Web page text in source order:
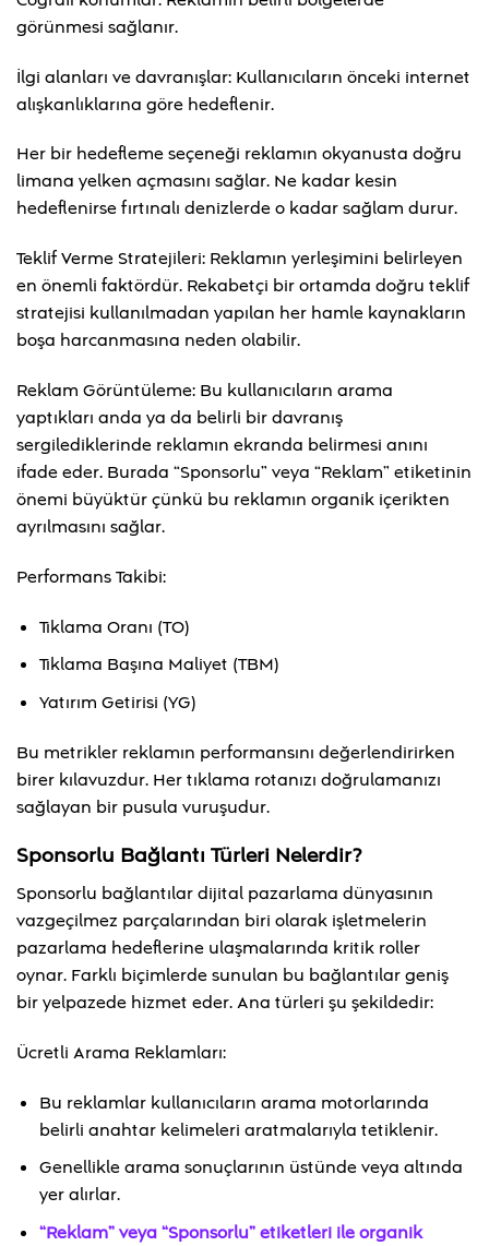
görünmesi sağlanır.
İlgi alanları ve davranışlar: Kullanıcıların önceki internet
alışkanlıklarına göre hedeflenir.
Her bir hedefleme seçeneği reklamın okyanusta doğru
limana yelken açmasını sağlar. Ne kadar kesin
hedeflenirse fırtınalı denizlerde o kadar sağlam durur.
Teklif Verme Stratejileri: Reklamın yerleşimini belirleyen
en önemli faktördür. Rekabetçi bir ortamda doğru teklif
stratejisi kullanılmadan yapılan her hamle kaynakların
boşa harcanmasına neden olabilir.
Reklam Görüntüleme: Bu kullanıcıların arama
yaptıkları anda ya da belirli bir davranış
sergilediklerinde reklamın ekranda belirmesi anını
ifade eder. Burada “Sponsorlu” veya “Reklam” etiketinin
önemi büyüktür çünkü bu reklamın organik içerikten
ayrılmasını sağlar.
Performans Takibi:
Tıklama Oranı (TO)
Tıklama Başına Maliyet (TBM)
Yatırım Getirisi (YG)
Bu metrikler reklamın performansını değerlendirirken
birer kılavuzdur. Her tıklama rotanızı doğrulamanızı
sağlayan bir pusula vuruşudur.
Sponsorlu Bağlantı Türleri Nelerdir?
Sponsorlu bağlantılar dijital pazarlama dünyasının
vazgeçilmez parçalarından biri olarak işletmelerin
pazarlama hedeflerine ulaşmalarında kritik roller
oynar. Farklı biçimlerde sunulan bu bağlantılar geniş
bir yelpazede hizmet eder. Ana türleri şu şekildedir:
Ücretli Arama Reklamları:
Bu reklamlar kullanıcıların arama motorlarında
belirli anahtar kelimeleri aratmalarıyla tetiklenir.
Genellikle arama sonuçlarının üstünde veya altında
yer alırlar.
“Reklam” veya “Sponsorlu” etiketleri ile organik